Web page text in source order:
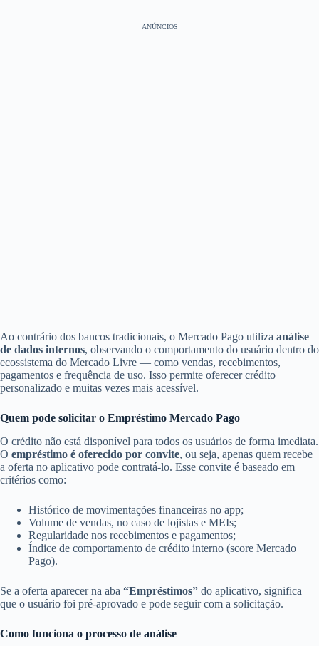
ANÚNCIOS
Ao contrário dos bancos tradicionais, o Mercado Pago utiliza análise
de dados internos, observando o comportamento do usuário dentro do
ecossistema do Mercado Livre — como vendas, recebimentos,
pagamentos e frequência de uso. Isso permite oferecer crédito
personalizado e muitas vezes mais acessível.
Quem pode solicitar o Empréstimo Mercado Pago
O crédito não está disponível para todos os usuários de forma imediata.
O empréstimo é oferecido por convite, ou seja, apenas quem recebe
a oferta no aplicativo pode contratá-lo. Esse convite é baseado em
critérios como:
Histórico de movimentações financeiras no app;
Volume de vendas, no caso de lojistas e MEIs;
Regularidade nos recebimentos e pagamentos;
Índice de comportamento de crédito interno (score Mercado
Pago).
Se a oferta aparecer na aba “Empréstimos” do aplicativo, significa
que o usuário foi pré-aprovado e pode seguir com a solicitação.
Como funciona o processo de análise